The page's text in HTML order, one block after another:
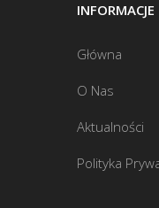
INFORMACJE
Główna
O Nas
Aktualności
Polityka